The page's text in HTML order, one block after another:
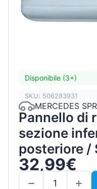
Disponibile (3+)
SKU: 506283931
MERCEDES
Pannello di
sezione
posteriore /
32,99€